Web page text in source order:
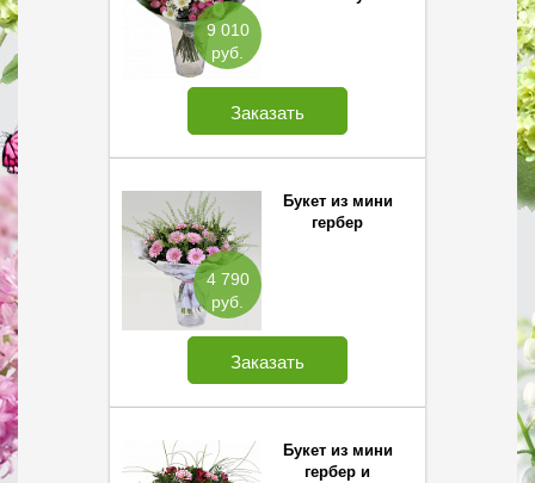
9 010
руб.
Заказать
4 790
руб.
Букет из мини
гербер
Заказать
Букет из мини
гербер и